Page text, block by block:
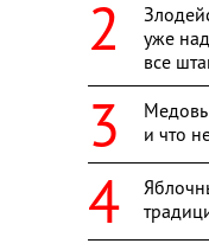
уже
все
и что